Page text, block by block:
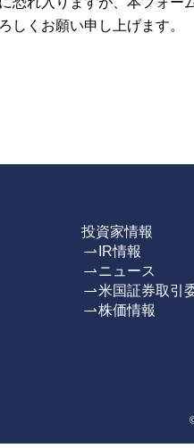
投資家情報
IR情報
ニュース
米国証券取引
株価情報